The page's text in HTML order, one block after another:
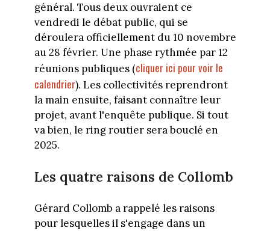
général. Tous deux ouvraient ce
vendredi le débat public, qui se
déroulera officiellement du 10 novembre
au 28 février. Une phase rythmée par 12
réunions publiques (cliquer ici pour voir le
calendrier). Les collectivités reprendront
la main ensuite, faisant connaître leur
projet, avant l'enquête publique. Si tout
va bien, le ring routier sera bouclé en
2025.
Les quatre raisons de Collomb
Gérard Collomb a rappelé les raisons
pour lesquelles il s'engage dans un